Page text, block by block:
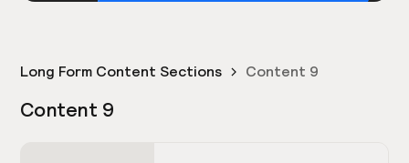
Long Form Content Sections Content 9
Content 9